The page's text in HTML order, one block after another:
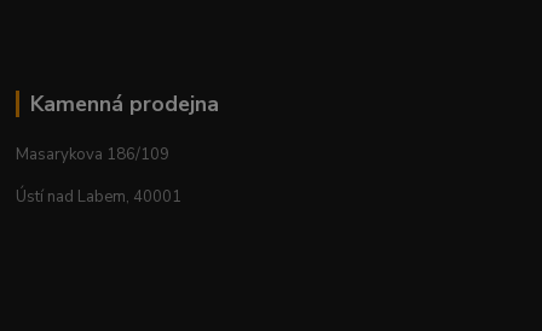
Kamenná prodejna
Masarykova 186/109
Ústí nad Labem, 40001